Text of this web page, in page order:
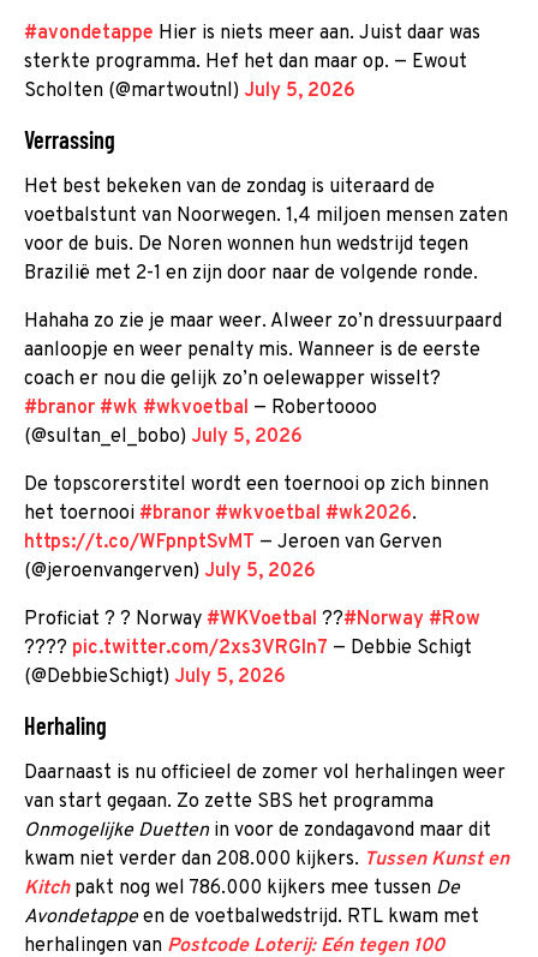
#avondetappe Hier is niets meer aan. Juist daar was
sterkte programma. Hef het dan maar op. — Ewout
Scholten (@martwoutnl) July 5, 2026
Verrassing
Het best bekeken van de zondag is uiteraard de
voetbalstunt van Noorwegen. 1,4 miljoen mensen zaten
voor de buis. De Noren wonnen hun wedstrijd tegen
Brazilië met 2-1 en zijn door naar de volgende ronde.
Hahaha zo zie je maar weer. Alweer zo’n dressuurpaard
aanloopje en weer penalty mis. Wanneer is de eerste
coach er nou die gelijk zo’n oelewapper wisselt?
#branor #wk #wkvoetbal — Robertoooo
(@sultan_el_bobo) July 5, 2026
De topscorerstitel wordt een toernooi op zich binnen
het toernooi #branor #wkvoetbal #wk2026.
https://t.co/WFpnptSvMT — Jeroen van Gerven
(@jeroenvangerven) July 5, 2026
Proficiat ? ? Norway #WKVoetbal ??#Norway #Row
???? pic.twitter.com/2xs3VRGIn7 — Debbie Schigt
(@DebbieSchigt) July 5, 2026
Herhaling
Daarnaast is nu officieel de zomer vol herhalingen weer
van start gegaan. Zo zette SBS het programma
Onmogelijke Duettenin voor de zondagavond maar dit
kwam niet verder dan 208.000 kijkers. Tussen Kunst en
Kitch pakt nog wel 786.000 kijkers mee tussen De
Avondetappeen de voetbalwedstrijd. RTL kwam met
herhalingen van Postcode Loterij: Eén tegen 100